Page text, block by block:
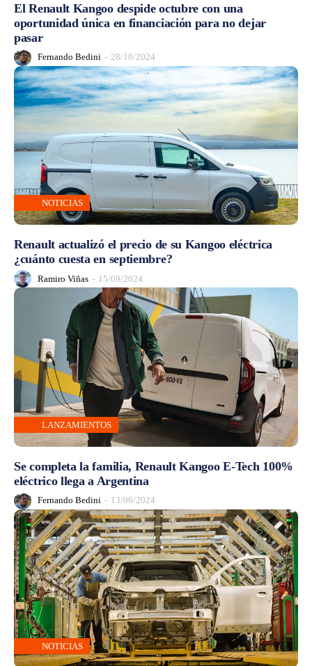
El Renault Kangoo despide octubre con una
oportunidad única en financiación para no dejar
pasar
Fernando Bedini - 28/10/2024
NOTICIAS
Renault actualizó el precio de su Kangoo eléctrica
¿cuánto cuesta en septiembre?
Ramiro Viñas - 15/09/2024
LANZAMIENTOS
Se completa la familia, Renault Kangoo E-Tech 100%
eléctrico llega a Argentina
Fernando Bedini - 13/06/2024
NOTICIAS